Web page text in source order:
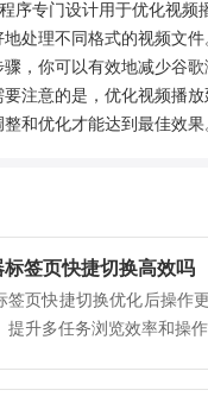
序专门设计用于优化视频
处理不同格式的视频文件
，你可以有效地减少谷
注意的是，优化视频播
和优化才能达到最佳效果
标签页快捷切换高效吗
签页快捷切换优化后操作
提升多任务浏览效率和操作